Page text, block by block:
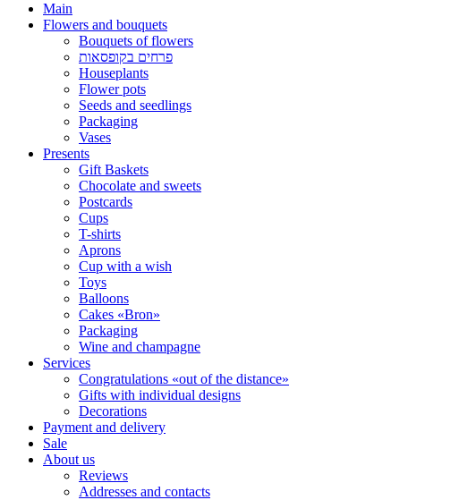
Main
Flowers and bouquets
Bouquets of flowers
פרחים בקופסאות
Houseplants
Flower pots
Seeds and seedlings
Packaging
Vases
Presents
Gift Baskets
Сhocolate and sweets
Postcards
Cups
T-shirts
Aprons
Cup with a wish
Toys
Balloons
Cakes «Bron»
Packaging
Wine and champagne
Services
Congratulations «out of the distance»
Gifts with individual designs
Decorations
Payment and delivery
Sale
About us
Reviews
Addresses and contacts